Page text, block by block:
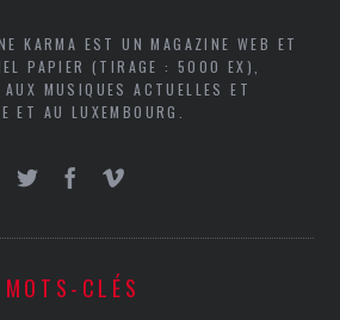
KARMA EST UN MAGAZINE WEB ET
PAPIER (TIRAGE : 5000 EX),
AUX MUSIQUES ACTUELLES ET
ET AU LUXEMBOURG.
MOTS-CLÉS